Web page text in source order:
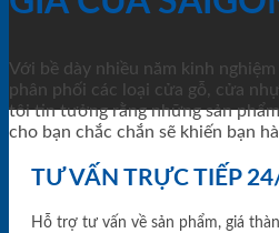
Với bề dày nhiều năm kinh
phân phối các loại cửa gỗ, cửa
tôi tin tưởng rằng những sản
cho bạn chắc chắn sẽ khiến bạn
TƯ VẤN TRỰC TIẾP
Hỗ trợ tư vấn về sản phẩm, giá